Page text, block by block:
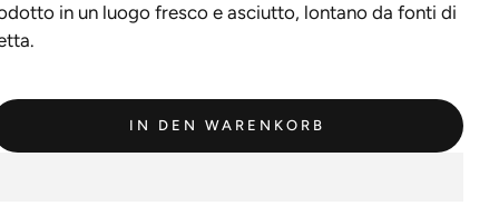
in un luogo fresco e asciutto, lontano da fonti di
IN DEN WARENKORB